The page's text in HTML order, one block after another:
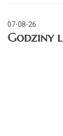
07-08-26
Godziny